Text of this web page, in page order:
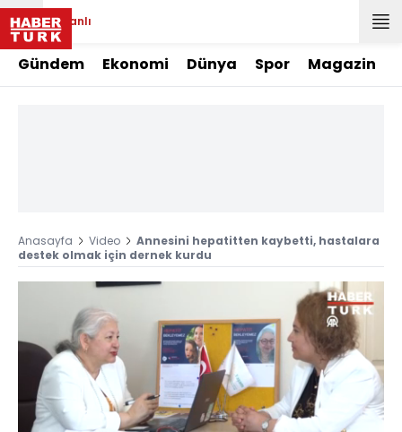
Canlı
Gündem Ekonomi Dünya Spor Magazin
Anasayfa Video
Annesini hepatitten kaybetti, hastalara
destek olmak için dernek kurdu